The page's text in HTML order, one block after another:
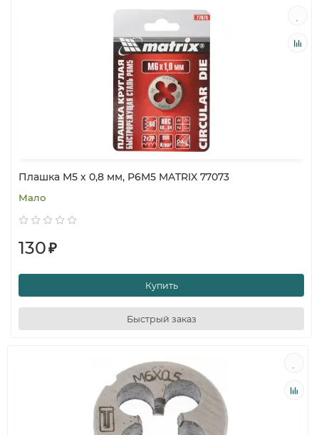
Плашка М5 х 0,8 мм, Р6М5 MATRIX 77073
Мало
130₽
Купить
Быстрый заказ